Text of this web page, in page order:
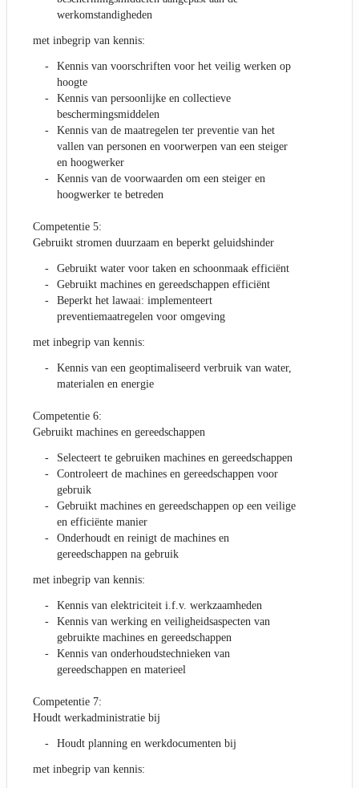
werkomstandigheden
met inbegrip van kennis:
Kennis van voorschriften voor het veilig werken op
hoogte
Kennis van persoonlijke en collectieve
beschermingsmiddelen
Kennis van de maatregelen ter preventie van het
vallen van personen en voorwerpen van een steiger
en hoogwerker
Kennis van de voorwaarden om een steiger en
hoogwerker te betreden
Competentie 5:
Gebruikt stromen duurzaam en beperkt geluidshinder
Gebruikt water voor taken en schoonmaak efficiënt
Gebruikt machines en gereedschappen efficiënt
Beperkt het lawaai: implementeert
preventiemaatregelen voor omgeving
met inbegrip van kennis:
Kennis van een geoptimaliseerd verbruik van water,
materialen en energie
Competentie 6:
Gebruikt machines en gereedschappen
Selecteert te gebruiken machines en gereedschappen
Controleert de machines en gereedschappen voor
gebruik
Gebruikt machines en gereedschappen op een veilige
en efficiënte manier
Onderhoudt en reinigt de machines en
gereedschappen na gebruik
met inbegrip van kennis:
Kennis van elektriciteit i.f.v. werkzaamheden
Kennis van werking en veiligheidsaspecten van
gebruikte machines en gereedschappen
Kennis van onderhoudstechnieken van
gereedschappen en materieel
Competentie 7:
Houdt werkadministratie bij
Houdt planning en werkdocumenten bij
met inbegrip van kennis: